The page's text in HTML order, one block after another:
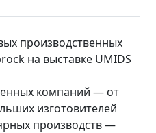
производственных
на выставке UMIDS
компаний — от
изготовителей
производств —